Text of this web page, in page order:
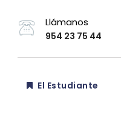
Llámanos
954 23 75 44
El Estudiante